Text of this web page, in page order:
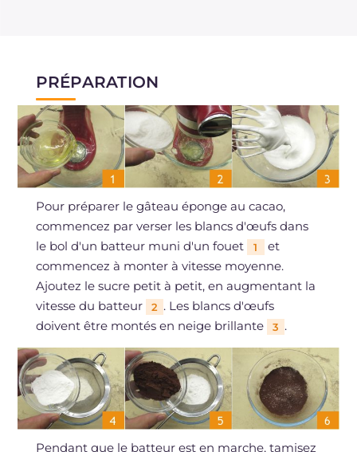
PRÉPARATION
Pour préparer le gâteau éponge au cacao,
commencez par verser les blancs d'œufs dans
le bol d'un batteur muni d'un fouet
1
et
commencez à monter à vitesse moyenne.
Ajoutez le sucre petit à petit, en augmentant la
vitesse du batteur
2 . Les blancs d'œufs
doivent être montés en neige brillante
3 .
Pendant que le batteur est en marche, tamisez